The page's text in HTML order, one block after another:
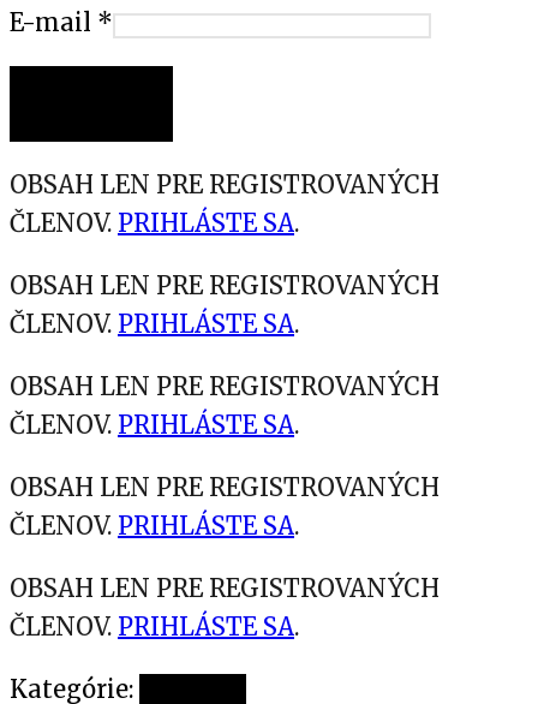
E-mail *
OBSAH LEN PRE REGISTROVANÝCH
ČLENOV. PRIHLÁSTE SA.
OBSAH LEN PRE REGISTROVANÝCH
ČLENOV. PRIHLÁSTE SA.
OBSAH LEN PRE REGISTROVANÝCH
ČLENOV. PRIHLÁSTE SA.
OBSAH LEN PRE REGISTROVANÝCH
ČLENOV. PRIHLÁSTE SA.
OBSAH LEN PRE REGISTROVANÝCH
ČLENOV. PRIHLÁSTE SA.
Kategórie: